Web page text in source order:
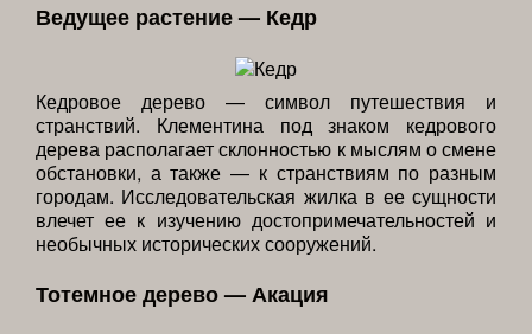
Ведущее растение — Кедр
Кедровое дерево — символ путешествия и
странствий. Клементина под знаком кедрового
дерева располагает склонностью к мыслям о смене
обстановки, а также — к странствиям по разным
городам. Исследовательская жилка в ее сущности
влечет ее к изучению достопримечательностей и
необычных исторических сооружений.
Тотемное дерево — Акация